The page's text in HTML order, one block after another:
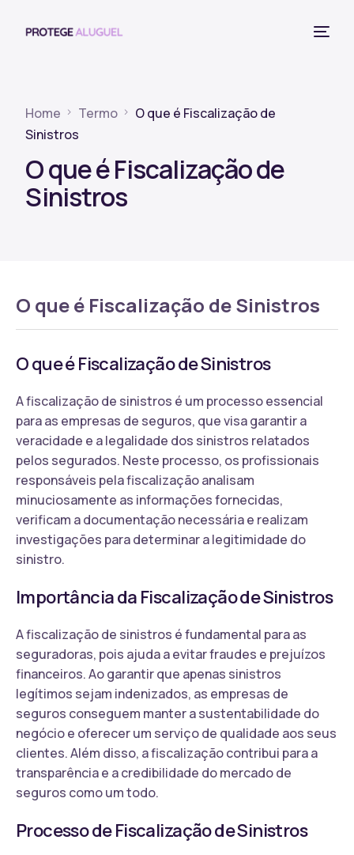
Home Termo
O que é Fiscalização de
Sinistros
O que é Fiscalização de
Sinistros
O que é Fiscalização de Sinistros
O que é Fiscalização de Sinistros
A fiscalização de sinistros é um processo essencial
para as empresas de seguros, que visa garantir a
veracidade e a legalidade dos sinistros relatados
pelos segurados. Neste processo, os profissionais
responsáveis pela fiscalização analisam
minuciosamente as informações fornecidas,
verificam a documentação necessária e realizam
investigações para determinar a legitimidade do
sinistro.
Importância da Fiscalização de Sinistros
A fiscalização de sinistros é fundamental para as
seguradoras, pois ajuda a evitar fraudes e prejuízos
financeiros. Ao garantir que apenas sinistros
legítimos sejam indenizados, as empresas de
seguros conseguem manter a sustentabilidade do
negócio e oferecer um serviço de qualidade aos seus
clientes. Além disso, a fiscalização contribui para a
transparência e a credibilidade do mercado de
seguros como um todo.
Processo de Fiscalização de Sinistros